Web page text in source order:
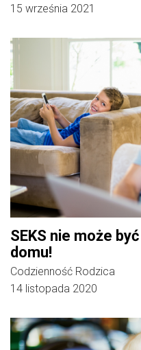
15 września 2021
SEKS nie może
domu!
Codzienność Rodzica
14 listopada 2020